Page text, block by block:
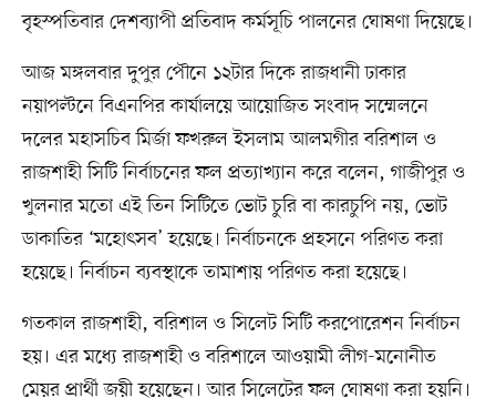
বৃহস্পতিবার দেশব্যাপী প্রতিবাদ কর্মসূচি পালনের ঘোষণা দিয়েছে।
আজ মঙ্গলবার দুপুর পৌনে ১২টার দিকে রাজধানী ঢাকার
নয়াপল্টনে বিএনপির কার্যালয়ে আয়োজিত সংবাদ সম্মেলনে
দলের মহাসচিব মির্জা ফখরুল ইসলাম আলমগীর বরিশাল ও
রাজশাহী সিটি নির্বাচনের ফল প্রত্যাখ্যান করে বলেন, গাজীপুর ও
খুলনার মতো এই তিন সিটিতে ভোট চুরি বা কারচুপি নয়, ভোট
ডাকাতির ‘মহোৎসব’ হয়েছে। নির্বাচনকে প্রহসনে পরিণত করা
হয়েছে। নির্বাচন ব্যবস্থাকে তামাশায় পরিণত করা হয়েছে।
গতকাল রাজশাহী, বরিশাল ও সিলেট সিটি করপোরেশন নির্বাচন
হয়। এর মধ্যে রাজশাহী ও বরিশালে আওয়ামী লীগ-মনোনীত
মেয়র প্রার্থী জয়ী হয়েছেন। আর সিলেটের ফল ঘোষণা করা হয়নি।